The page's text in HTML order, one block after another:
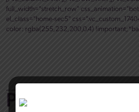
full_width="stretch_row"
el_class="home-sec5"
color: rgba(255,232,200,0.4)
Podcasty